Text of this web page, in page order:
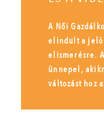
A Női
elindult a
elismerésre.
ünnepel,
változást hoz